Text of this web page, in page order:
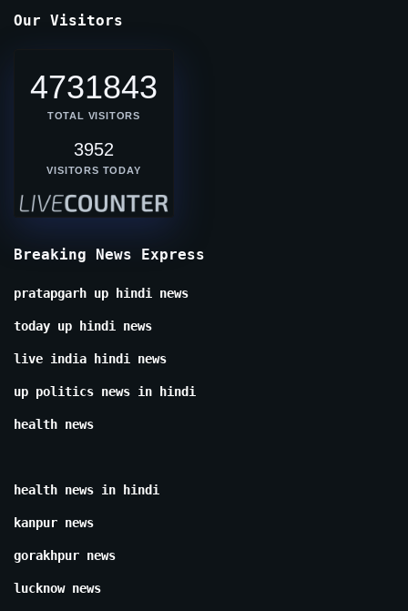
Our Visitors
4731843
TOTAL VISITORS
3952
VISITORS TODAY
Breaking News Express
pratapgarh up hindi news
today up hindi news
live india hindi news
up politics news in hindi
health news
health news in hindi
kanpur news
gorakhpur news
lucknow news